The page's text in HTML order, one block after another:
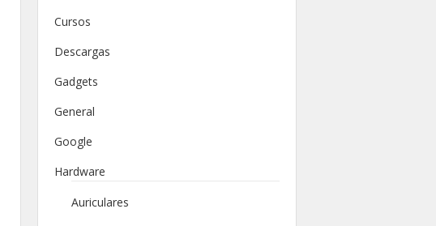
Cursos
Descargas
Gadgets
General
Google
Hardware
Auriculares